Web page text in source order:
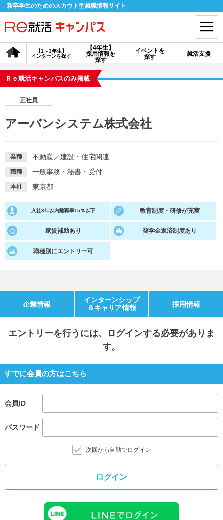
新卒学生のためのスカウト型就職情報サイト
【4年生】
採用情報を
探す
【1～3年生】
インターンを探す
イベントを
探す
就活支援
会員登録 ログイン
探す
イベントを探す
就活ノウハウ・サポート
就活支援
就活ノウハウが満載！
就活コラム
あなたに合う仕事を診断！ 動画で対策講座をチェック
就活時事ニュースを更新 不明点があればこちら
Ｒｅ就活キャンパスのみ掲載
正社員
アーバンシステム株式会社
業種 不動産／建設・住宅関連
職種 一般事務・秘書・受付
本社 東京都
入社3年以内離職率15％以下 教育制度・研修が充実
家賃補助あり 奨学金返済制度あり
職種別にエントリー可
企業情報
インターンシップ
＆キャリア情報
採用情報
エントリーを行うには、ログインする必要がありま
す。
すでに会員の方はこちら
会員ID
パスワード
次回から自動でログイン
ログイン